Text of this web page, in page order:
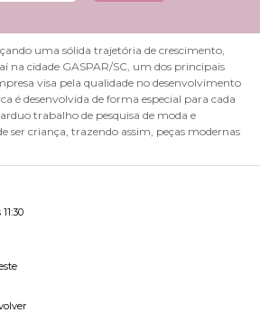
uma sólida trajetória de crescimento,
na cidade GASPAR/SC, um dos principais
visa pela qualidade no desenvolvimento
é desenvolvida de forma especial para cada
trabalho de pesquisa de moda e
ser criança, trazendo assim, peças modernas